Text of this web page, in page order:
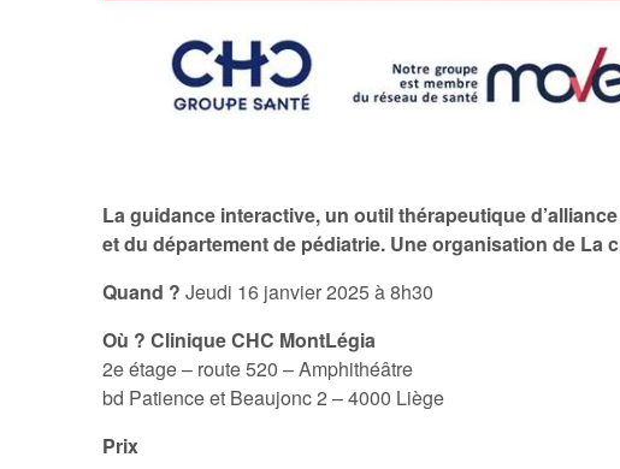
La guidance interactive, un outil thérapeutique
et du département de pédiatrie. Une organisation de La
Quand ? Jeudi 16 janvier 2025 à 8h30
Où ? Clinique CHC MontLégia
2e étage – route 520 – Amphithéâtre
bd Patience et Beaujonc 2 – 4000 Liège
Prix